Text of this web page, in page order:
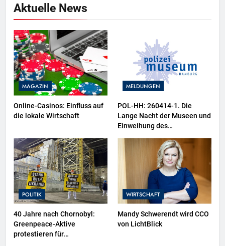
Aktuelle News
MAGAZIN
Online-Casinos: Einfluss auf
die lokale Wirtschaft
MELDUNGEN
POL-HH: 260414-1. Die
Lange Nacht der Museen und
Einweihung des
sowie neuer
Ausstellungsbereiche im
Polizeimuseum Hamburg
POLITIK
40 Jahre nach Chornobyl:
Greenpeace-Aktive
protestieren für
WIRTSCHAFT
Mandy Schwerendt wird CCO
von LichtBlick